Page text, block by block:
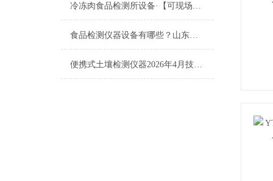
冷冻肉食品检测所设备·【可现场流动测试】冷冻肉食品检测所设备
食品检测仪器设备有哪些？山东云唐讲解食品检测仪器设备有哪些！
便携式土壤检测仪器2026年4月技术实力榜单：选购指南